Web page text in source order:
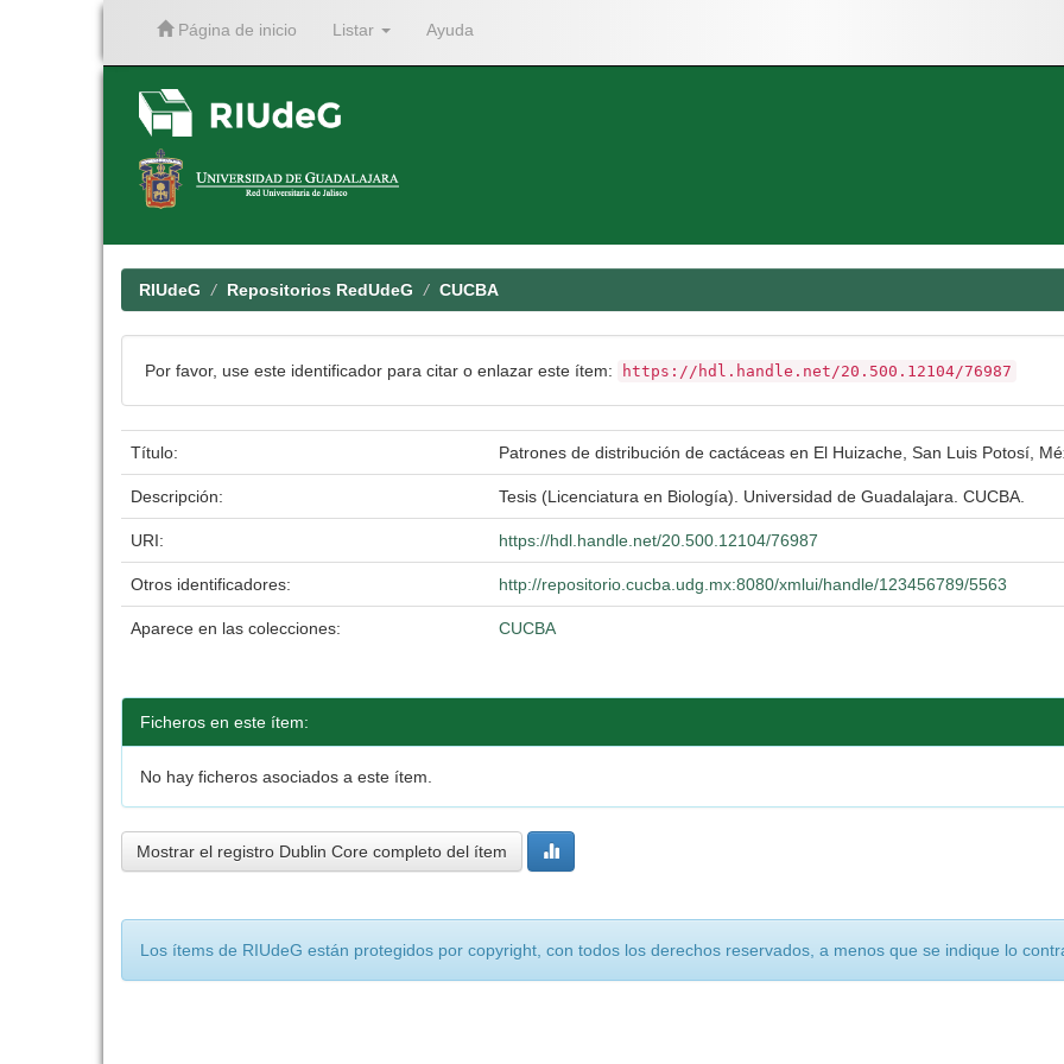
Página de inicio Listar Ayuda
RIUdeG Repositorios RedUdeG CUCBA
Por favor, use este identificador para citar o enlazar este ítem: https://hdl.handle.net/20.500.12104/76987
Título: Patrones de distribución de cactáceas en El Huizache, San Luis Potosí,
Descripción: Tesis (Licenciatura en Biología). Universidad de Guadalajara. CUCBA.
URI: https://hdl.handle.net/20.500.12104/76987
Otros identificadores: http://repositorio.cucba.udg.mx:8080/xmlui/handle/123456789/5563
Aparece en las colecciones: CUCBA
Ficheros en este ítem:
No hay ficheros asociados a este ítem.
Mostrar el registro Dublin Core completo del ítem
Los ítems de RIUdeG están protegidos por copyright, con todos los derechos reservados, a menos que se indique lo